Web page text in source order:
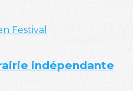
Festival
indépendante